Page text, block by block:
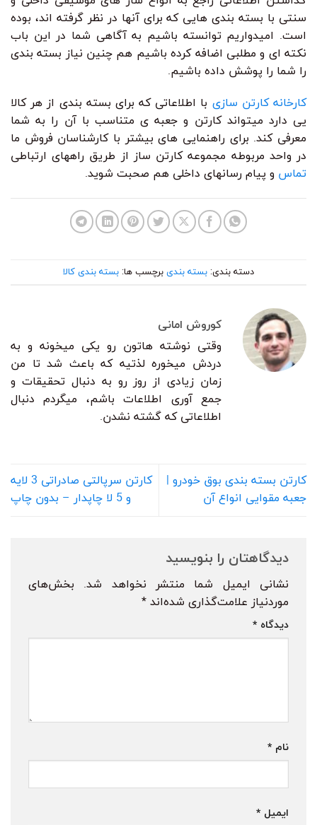
سنتی با بسته بندی هایی که برای آنها در نظر گرفته اند، بوده
است. امیدواریم توانسته باشیم به آگاهی شما در این باب
نکته ای و مطلبی اضافه کرده باشیم هم چنین نیاز بسته بندی
را شما را پوشش داده باشیم.
کارخانه کارتن سازی با اطلاعاتی که برای بسته بندی از هر کالا
یی دارد میتواند کارتن و جعبه ی متناسب با آن را به شما
معرفی کند. برای راهنمایی های بیشتر با کارشناسان فروش ما
در واحد مربوطه مجموعه کارتن ساز از طریق راههای ارتباطی
تماس و پیام رسانهای داخلی هم صحبت شوید.
دسته بندی: بسته بندی برچسب ها: بسته بندی کالا
کوروش امانی
وقتی نوشته هاتون رو یکی میخونه و به
دردش میخوره لذتیه که باعث شد تا من
زمان زیادی از روز رو به دنبال تحقیقات و
جمع آوری اطلاعات باشم، میگردم دنبال
اطلاعاتی که گشته نشدن.
کارتن بسته بندی بوق خودرو |
جعبه مقوایی انواع آن
کارتن سرپالتی صادراتی 3 لایه
و 5 لا چاپدار – بدون چاپ
دیدگاهتان را بنویسید
نشانی ایمیل شما منتشر نخواهد شد.
بخش‌های
موردنیاز علامت‌گذاری شده‌اند *
دیدگاه *
نام *
ایمیل *